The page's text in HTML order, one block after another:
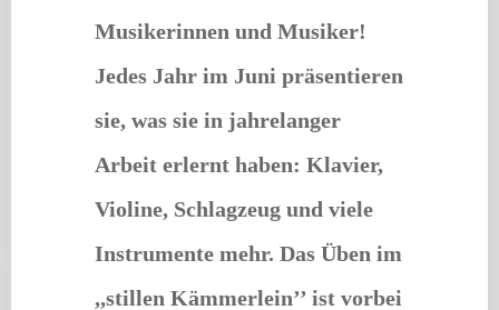
Musikerinnen und Musiker!
Jedes Jahr im Juni präsentieren
sie, was sie in jahrelanger
Arbeit erlernt haben: Klavier,
Violine, Schlagzeug und viele
Instrumente mehr. Das Üben im
,,stillen Kämmerlein’’ ist vorbei